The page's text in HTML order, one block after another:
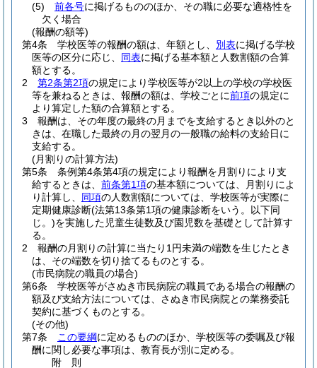
(5)
前各号に掲げるもののほか、その職に必要な適格性を
欠く場合
(報酬の額等)
第4条
学校医等の報酬の額は、年額とし、 別表に掲げる学校
医等の区分に応じ、 同表に掲げる基本額と人数割額の合算
額とする。
2
第2条第2項の規定により学校医等が2以上の学校の学校医
等を兼ねるときは、報酬の額は、学校ごとに前項の規定に
より算定した額の合算額とする。
3
報酬は、その年度の最終の月までを支給するとき以外のと
きは、在職した最終の月の翌月の一般職の給料の支給日に
支給する。
(月割りの計算方法)
第5条
条例第4条第4項の規定により報酬を月割りにより支
給するときは、 前条第1項の基本額については、月割りによ
り計算し、 同項の人数割額については、学校医等が実際に
定期健康診断(法第13条第1項の健康診断をいう。以下同
じ。)を実施した児童生徒数及び園児数を基礎として計算す
る。
2
報酬の月割りの計算に当たり1円未満の端数を生じたとき
は、その端数を切り捨てるものとする。
(市民病院の職員の場合)
第6条
学校医等がさぬき市民病院の職員である場合の報酬の
額及び支給方法については、さぬき市民病院との業務委託
契約に基づくものとする。
(その他)
第7条
この要綱に定めるもののほか、学校医等の委嘱及び報
酬に関し必要な事項は、教育長が別に定める。
附 則